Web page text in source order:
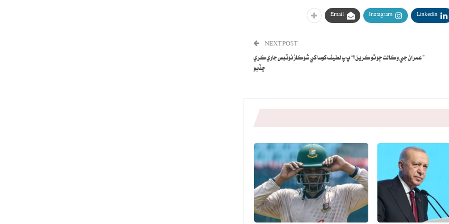
Linkedin
Instagram
Email
NEXT POST
” عمران جي وڪالت ڇو ٿو ڪرين؟“ پ پ لطيف کوسا کي شوڪاز نوٽيس جاري ڪري
ڇڏيو